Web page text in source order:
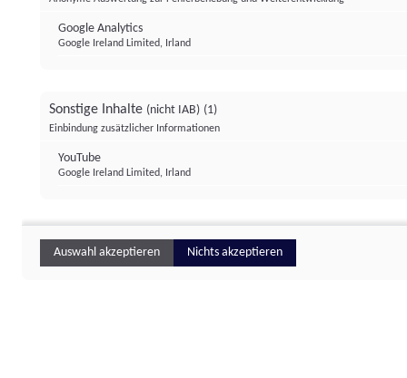
Google Analytics
Google Ireland Limited, Irland
Sonstige Inhalte (nicht IAB) (1)
Einbindung zusätzlicher Informationen
YouTube
Google Ireland Limited, Irland
Auswahl akzeptieren Nichts akzeptieren